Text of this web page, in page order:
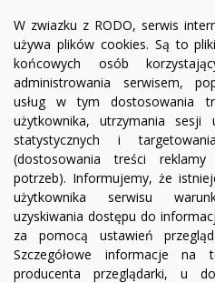
Fotel BA Inspirowany
1
DODAJ DO
W zwiazku z RODO, serwis
używa plików cookies. Są to
końcowych osób
administrowania serwisem,
usług w tym dostosowania
użytkownika, utrzymania
statystycznych i
(dostosowania treści
potrzeb). Informujemy, że
użytkownika serwisu
uzyskiwania dostępu do
za pomocą ustawień
Szczegółowe informacje
producenta przeglądarki, u